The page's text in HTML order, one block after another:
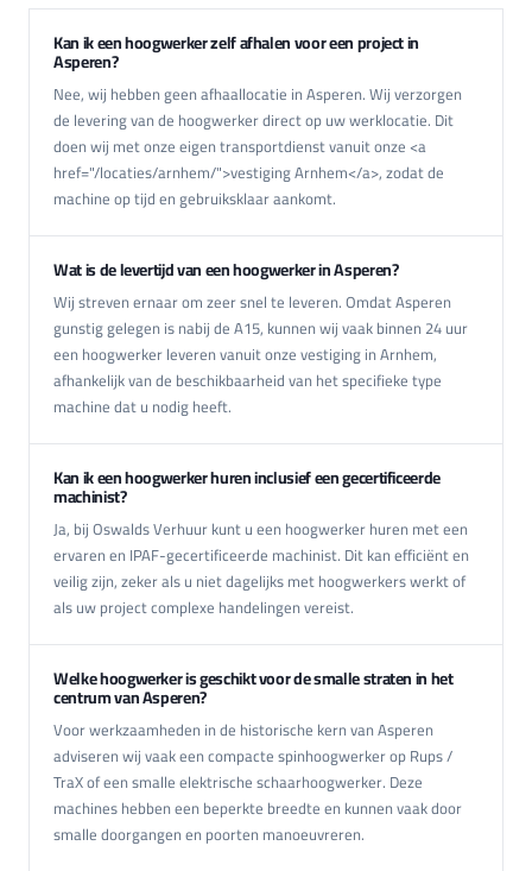
Kan ik een hoogwerker zelf afhalen voor een project in
Asperen?
Nee, wij hebben geen afhaallocatie in Asperen. Wij verzorgen
de levering van de hoogwerker direct op uw werklocatie. Dit
doen wij met onze eigen transportdienst vanuit onze <a
href="/locaties/arnhem/">vestiging Arnhem</a>, zodat de
machine op tijd en gebruiksklaar aankomt.
Wat is de levertijd van een hoogwerker in Asperen?
Wij streven ernaar om zeer snel te leveren. Omdat Asperen
gunstig gelegen is nabij de A15, kunnen wij vaak binnen 24 uur
een hoogwerker leveren vanuit onze vestiging in Arnhem,
afhankelijk van de beschikbaarheid van het specifieke type
machine dat u nodig heeft.
Kan ik een hoogwerker huren inclusief een gecertificeerde
machinist?
Ja, bij Oswalds Verhuur kunt u een hoogwerker huren met een
ervaren en IPAF-gecertificeerde machinist. Dit kan efficiënt en
veilig zijn, zeker als u niet dagelijks met hoogwerkers werkt of
als uw project complexe handelingen vereist.
Welke hoogwerker is geschikt voor de smalle straten in het
centrum van Asperen?
Voor werkzaamheden in de historische kern van Asperen
adviseren wij vaak een compacte spinhoogwerker op Rups /
TraX of een smalle elektrische schaarhoogwerker. Deze
machines hebben een beperkte breedte en kunnen vaak door
smalle doorgangen en poorten manoeuvreren.